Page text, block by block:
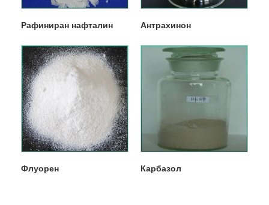
Рафиниран нафталин Антрахинон
Флуорен Карбазол